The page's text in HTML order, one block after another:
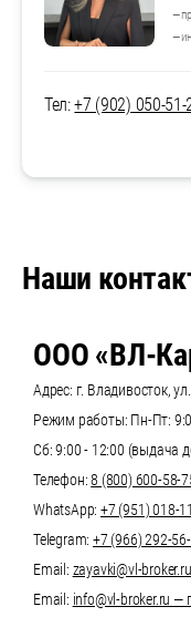
—
—
Тел:+7 (902) 050-51-
Наши
ООО «ВЛ-
Адрес: г. Владивосток,
Режим работы: Пн-Пт:
Сб: 9:00 - 12:00 (выдача
Телефон:8 (800) 600-58-
WhatsApp: +7 (951) 018-
Telegram: +7 (966) 292-
Email: zayavki@vl-
Email: info@vl-broker.ru